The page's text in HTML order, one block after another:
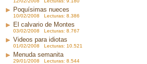
Poquísimas nueces
10/02/2008 Lecturas: 8.386
El calvario de Montes
03/02/2008 Lecturas: 8.767
Videos para idiotas
01/02/2008 Lecturas: 10.521
Menuda semanita
29/01/2008 Lecturas: 8.544